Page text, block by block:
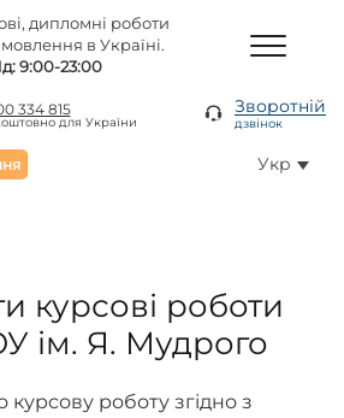
дипломні роботи
в Україні.
9:00-23:00
334 815
для України
Зворотній
дзвінок
Укр
курсові роботи
ім. Я. Мудрого
роботу згідно з